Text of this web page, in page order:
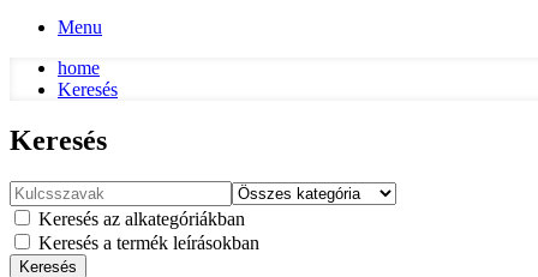
Menu
home
Keresés
Keresés
Keresés az alkategóriákban
Keresés a termék leírásokban
Keresés